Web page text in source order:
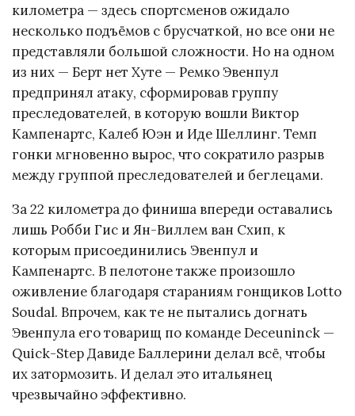
километра — здесь спортсменов ожидало
несколько подъёмов с брусчаткой, но все они не
представляли большой сложности. Но на одном
из них — Берт нет Хуте — Ремко Эвенпул
предпринял атаку, сформировав группу
преследователей, в которую вошли Виктор
Кампенартс, Калеб Юэн и Иде Шеллинг. Темп
гонки мгновенно вырос, что сократило разрыв
между группой преследователей и беглецами.
За 22 километра до финиша впереди оставались
лишь Робби Гис и Ян-Виллем ван Схип, к
которым присоединились Эвенпул и
Кампенартс. В пелотоне также произошло
оживление благодаря стараниям гонщиков Lotto
Soudal. Впрочем, как те не пытались догнать
Эвенпула его товарищ по команде Deceuninck —
Quick-Step Давиде Баллерини делал всё, чтобы
их затормозить. И делал это итальянец
чрезвычайно эффективно.